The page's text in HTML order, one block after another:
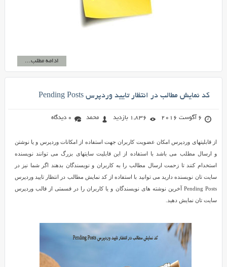
ادامه مطلب...
کد نمایش مطالب در انتظار تایید وردپرس Pending Posts
6 آگوست 2016 1,836 بازدید محمد 0 دیدگاه
از قابلیتهای وردپرس امکان عضویت کاربران جهت استفاده از امکانات وردپرس و یا نوشتن
و ارسال مطلب می باشد با استفاده از این قابلیت سایتهای بزرگ می توانند نویسنده
استخدام کنند تا زحمت ارسال مطالب را به کاربران و نویسندگان بدهند اگر شما نیز در
سایت تان نویسنده دارید می توانید با استفاده از کد نمایش مطالب در انتظار تایید وردپرس
Pending Posts آخرین نوشته های نویسندگان و یا کاربران را در قسمتی از قالب وردپرس
سایت تان نمایش دهید.